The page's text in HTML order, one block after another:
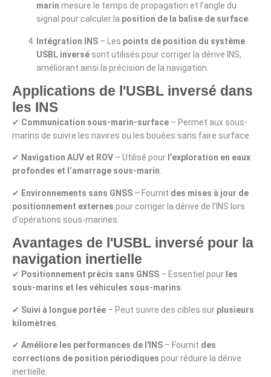
marin mesure le temps de propagation et l’angle du
signal pour calculer la position de la balise de surface
Intégration INS – Les points de position du système
USBL inversé sont utilisés pour corriger la dérive INS,
améliorant ainsi la précision de la navigation.
Applications de l'USBL inversé dans
les INS
✔ Communication sous-marin-surface – Permet aux sous-
marins de suivre les navires ou les bouées sans faire surface.
✔ Navigation AUV et ROV – Utilisé pour l’exploration en eaux
profondes et l’amarrage sous-marin.
✔ Environnements sans GNSS – Fournit des mises à jour de
positionnement externes pour corriger la dérive de l'INS lors
d'opérations sous-marines.
Avantages de l'USBL inversé pour la
navigation inertielle
✔ Positionnement précis sans GNSS – Essentiel pour les
sous-marins et les véhicules sous-marins
✔ Suivi à longue portée – Peut suivre des cibles sur plusieurs
kilomètres
✔ Améliore les performances de l'INS – Fournit des
corrections de position périodiques pour réduire la dérive
inertielle.